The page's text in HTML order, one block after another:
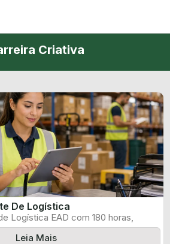
Criativa
De Logística
Logística EAD com 180 horas,
produtor ...
Leia Mais